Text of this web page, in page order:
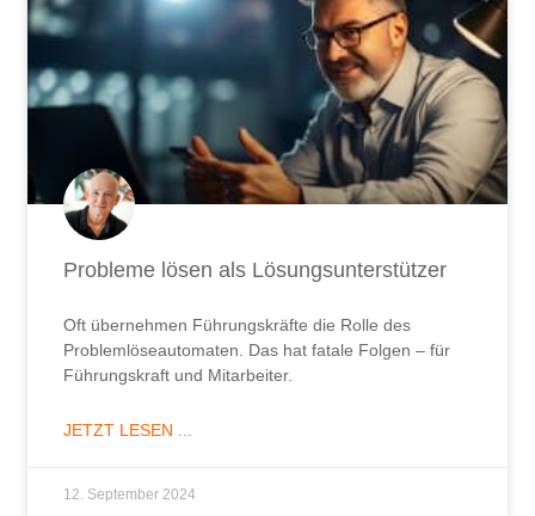
Probleme lösen als Lösungsunterstützer
Oft übernehmen Führungskräfte die Rolle des
Problemlöseautomaten. Das hat fatale Folgen – für
Führungskraft und Mitarbeiter.
JETZT LESEN ...
12. September 2024